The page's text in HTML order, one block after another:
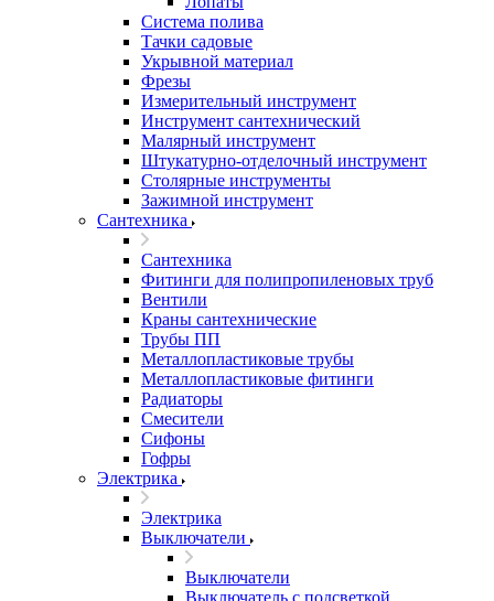
Система полива
Тачки садовые
Укрывной материал
Фрезы
Измерительный инструмент
Инструмент сантехнический
Малярный инструмент
Штукатурно-отделочный инструмент
Cтолярные инструменты
Зажимной инструмент
Сантехника
Сантехника
Фитинги для полипропиленовых труб
Вентили
Краны сантехнические
Трубы ПП
Металлопластиковые трубы
Металлопластиковые фитинги
Радиаторы
Смесители
Сифоны
Гофры
Электрика
Электрика
Выключатели
Выключатели
Выключатель с подсветкой